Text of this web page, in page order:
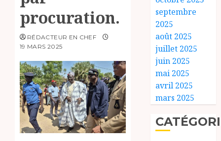
procuration.
RÉDACTEUR EN CHEF
19 MARS 2025
septembre
2025
août 2025
juillet 2025
juin 2025
mai 2025
avril 2025
mars 2025